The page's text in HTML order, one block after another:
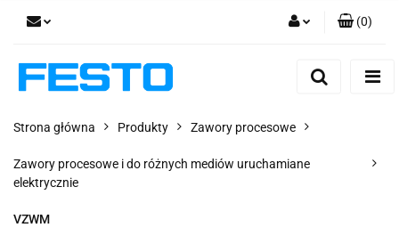
Dodaj zgłoszenie
(0)
Strona główna Produkty Zawory procesowe
Zawory procesowe i do różnych mediów uruchamiane
elektrycznie
VZWM